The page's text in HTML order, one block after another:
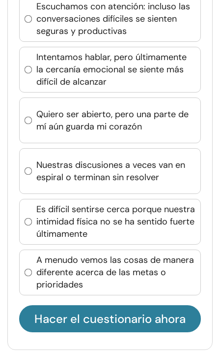
Escuchamos con atención: incluso las
conversaciones difíciles se sienten
seguras y productivas
Intentamos hablar, pero últimamente
la cercanía emocional se siente más
difícil de alcanzar
Quiero ser abierto, pero una parte de
mí aún guarda mi corazón
Nuestras discusiones a veces van en
espiral o terminan sin resolver
Es difícil sentirse cerca porque nuestra
intimidad física no se ha sentido fuerte
últimamente
A menudo vemos las cosas de manera
diferente acerca de las metas o
prioridades
Hacer el cuestionario ahora